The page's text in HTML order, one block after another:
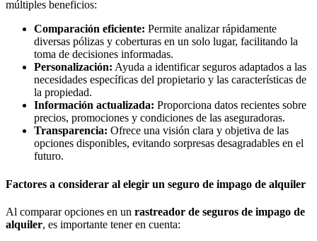
múltiples beneficios:
Comparación eficiente: Permite analizar rápidamente
diversas pólizas y coberturas en un solo lugar, facilitando la
toma de decisiones informadas.
Personalización: Ayuda a identificar seguros adaptados a las
necesidades específicas del propietario y las características de
la propiedad.
Información actualizada: Proporciona datos recientes sobre
precios, promociones y condiciones de las aseguradoras.
Transparencia: Ofrece una visión clara y objetiva de las
opciones disponibles, evitando sorpresas desagradables en el
futuro.
Factores a considerar al elegir un seguro de impago de alquiler
Al comparar opciones en un rastreador de seguros de impago de
alquiler, es importante tener en cuenta: